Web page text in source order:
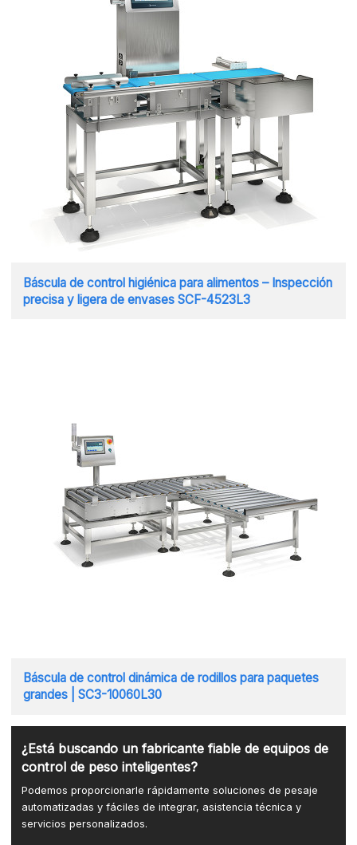
Báscula de control higiénica para alimentos – Inspección
precisa y ligera de envases SCF-4523L3
Báscula de control dinámica de rodillos para paquetes
grandes | SC3-10060L30
¿Está buscando un fabricante fiable de equipos de
control de peso inteligentes?
Podemos proporcionarle rápidamente soluciones de pesaje
automatizadas y fáciles de integrar, asistencia técnica y
servicios personalizados.